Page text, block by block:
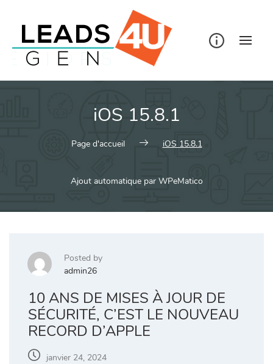
iOS 15.8.1
Page d'accueil iOS 15.8.1
Ajout automatique par WPeMatico
Posted by
admin26
10 ANS DE MISES À JOUR DE
SÉCURITÉ, C’EST LE NOUVEAU
RECORD D’APPLE
janvier 24, 2024